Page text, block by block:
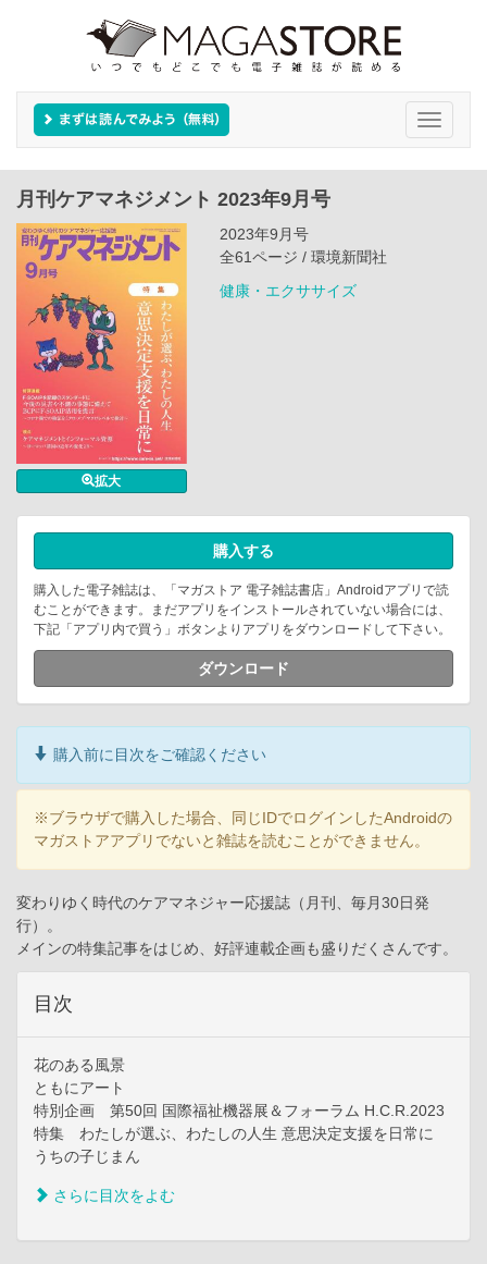
Toggle
月刊ケアマネジメント 2023年9月号
拡大
2023年9月号
全61ページ / 環境新聞社
健康・エクササイズ
購入する
購入した電子雑誌は、「マガストア 電子雑誌書店」Androidアプリで読
むことができます。まだアプリをインストールされていない場合には、
下記「アプリ内で買う」ボタンよりアプリをダウンロードして下さい。
ダウンロード
購入前に目次をご確認ください
※ブラウザで購入した場合、同じIDでログインしたAndroidの
マガストアアプリでないと雑誌を読むことができません。
変わりゆく時代のケアマネジャー応援誌（月刊、毎月30日発
行）。
メインの特集記事をはじめ、好評連載企画も盛りだくさんです。
目次
花のある風景
ともにアート
特別企画 第50回 国際福祉機器展＆フォーラム H.C.R.2023
特集 わたしが選ぶ、わたしの人生 意思決定支援を日常に
うちの子じまん
さらに目次をよむ